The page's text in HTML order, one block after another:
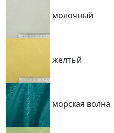
молочный
желтый
морская волна